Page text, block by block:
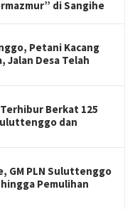
di Sangihe
Petani Kacang
Jalan Desa Telah
Berkat 125
dan
GM PLN Suluttenggo
Pemulihan